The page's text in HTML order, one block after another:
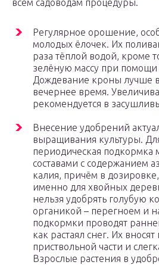
всем садоводам процедуры.
Регулярное орошение,
молодых ёлочек. Их
раза тёплой водой, кроме
зелёную массу при
Дождевание кроны лучше
вечернее время.
рекомендуется в
Внесение удобрений
выращивания культуры.
периодическая
составами с содержанием
калия, причём в
именно для хвойных
нельзя удобрять голубую
органикой – перегноем и
подкормки проводят
как растаял снег. Их
приствольной части и
Взрослые растения в